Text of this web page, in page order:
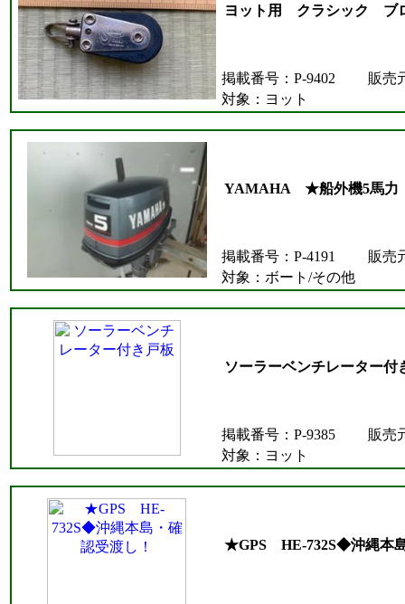
ヨット用 クラシック ブ
掲載番号：P-9402
販売
対象：ヨット
YAMAHA ★船外機5馬力
掲載番号：P-4191
販売
対象：ボート/その他
ソーラーベンチレーター付
掲載番号：P-9385
販売
対象：ヨット
★GPS HE-732S◆沖縄本